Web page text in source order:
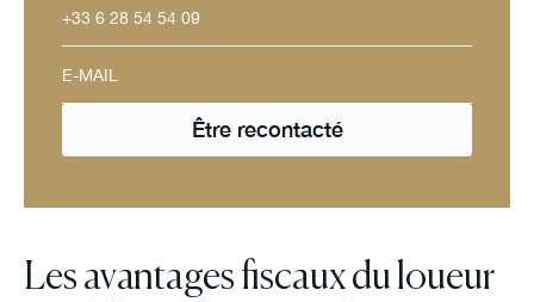
Les avantages fiscaux du loueur